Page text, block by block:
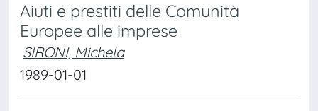
Aiuti e prestiti delle Comunità
Europee alle imprese
SIRONI, Michela
1989-01-01